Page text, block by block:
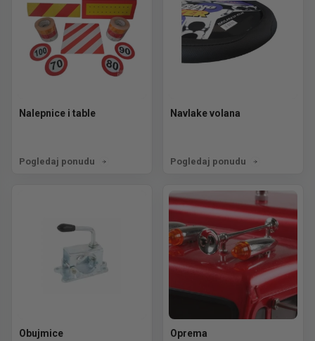
Nalepnice i table
Pogledaj ponudu
Navlake volana
Pogledaj ponudu
Obujmice Oprema